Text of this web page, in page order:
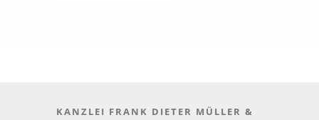
KANZLEI FRANK DIETER MÜLLER &